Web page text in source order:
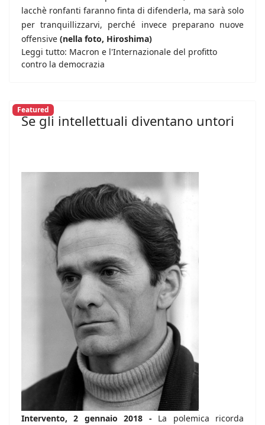
lacchè ronfanti faranno finta di difenderla, ma sarà solo
per tranquillizzarvi, perché invece preparano nuove
offensive (nella foto, Hiroshima)
Leggi tutto: Macron e l'Internazionale del profitto
contro la democrazia
Featured
Se gli intellettuali diventano untori
Intervento, 2 gennaio 2018 - La polemica ricorda